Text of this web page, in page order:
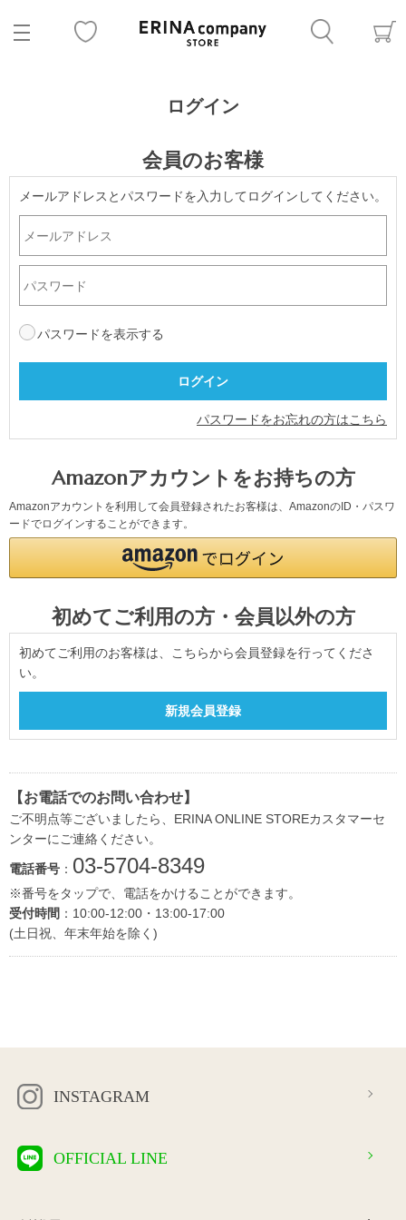
ログイン
会員のお客様
メールアドレスとパスワードを入力してログインしてください。
パスワードを表示する
パスワードをお忘れの方はこちら
Amazonアカウントをお持ちの方
Amazonアカウントを利用して会員登録されたお客様は、AmazonのID・パスワ
ードでログインすることができます。
初めてご利用の方・会員以外の方
初めてご利用のお客様は、こちらから会員登録を行ってくださ
い。
【お電話でのお問い合わせ】
ご不明点等ございましたら、ERINA ONLINE STOREカスタマーセ
ンターにご連絡ください。
電話番号 ： 03-5704-8349
※番号をタップで、電話をかけることができます。
受付時間 ：10:00-12:00・13:00-17:00
(土日祝、年末年始を除く)
INSTAGRAM
OFFICIAL LINE